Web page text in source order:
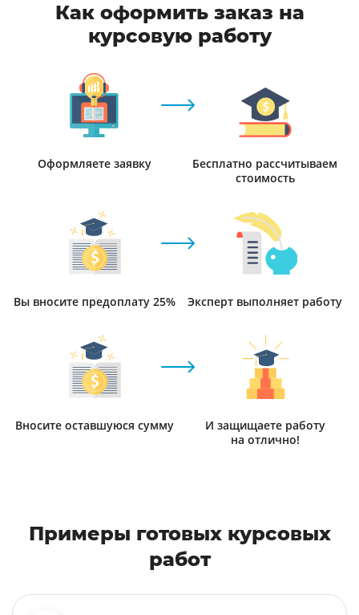
Как оформить заказ на
курсовую работу
Оформляете заявку
Бесплатно рассчитываем
стоимость
Вы вносите предоплату 25% Эксперт выполняет работу
Вносите оставшуюся сумму
И защищаете работу
на отлично!
Примеры готовых курсовых
работ